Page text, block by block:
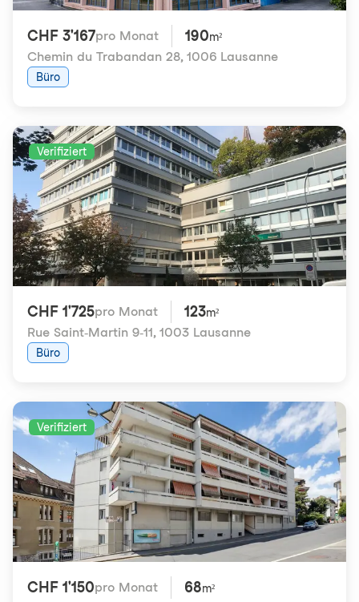
CHF 3'167pro Monat 190m²
Chemin du Trabandan 28, 1006 Lausanne
Büro
Verifiziert
CHF 1'725pro Monat 123m²
Rue Saint-Martin 9-11, 1003 Lausanne
Büro
Verifiziert
CHF 1'150pro Monat 68m²